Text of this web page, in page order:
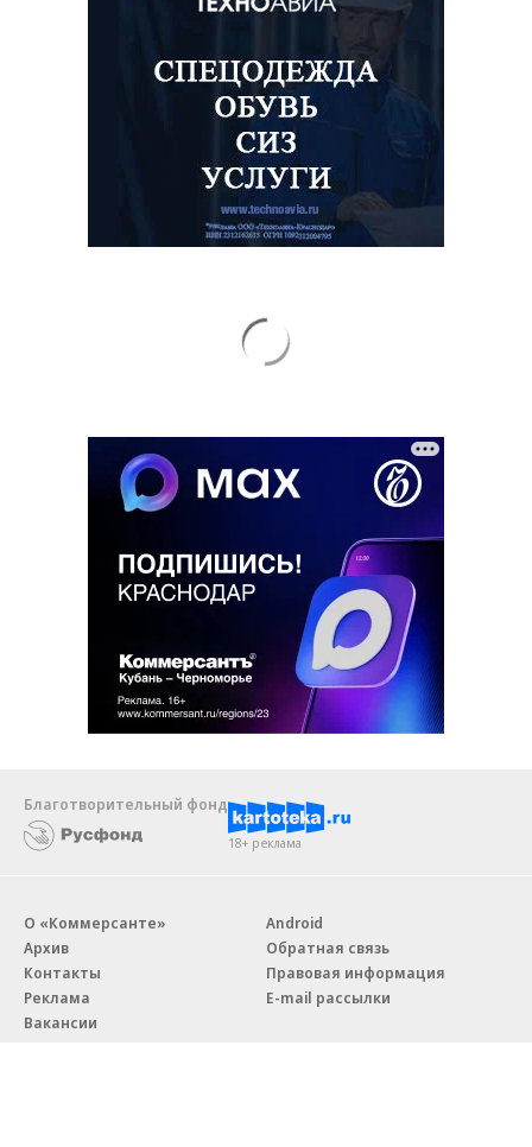
Благотворительный фонд
18+ реклама
О «Коммерсанте»
Архив
Контакты
Реклама
Вакансии
Android
Обратная связь
Правовая информация
E-mail рассылки